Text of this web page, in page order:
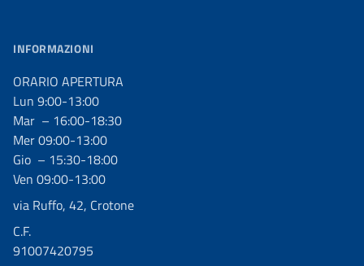
INFORMAZIONI
ORARIO APERTURA
Lun 9:00-13:00
Mar – 16:00-18:30
Mer 09:00-13:00
Gio – 15:30-18:00
Ven 09:00-13:00
via Ruffo, 42, Crotone
C.F.
91007420795